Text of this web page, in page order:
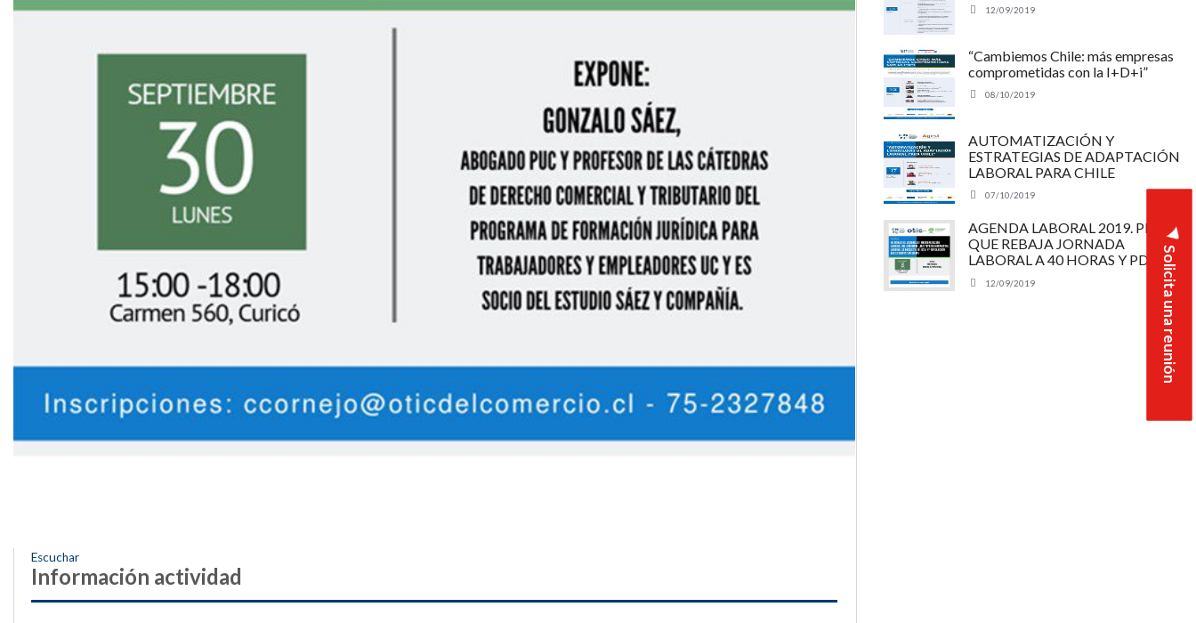
Solicita una reunión
Escuchar
Información actividad
12/09/2019
“Cambiemos Chile: más empresas
comprometidas con la I+D+i”
08/10/2019
AUTOMATIZACIÓN Y
ESTRATEGIAS DE ADAPTACIÓN
LABORAL PARA CHILE
07/10/2019
AGENDA LABORAL 2019. PDL
QUE REBAJA JORNADA
LABORAL A 40 HORAS Y PDL DE
MODERNIZACION LABORAL:
¿QUÉ TIPO DE NORMATIVA
LABORAL NECESITA EL PAÍS EN
12/09/2019